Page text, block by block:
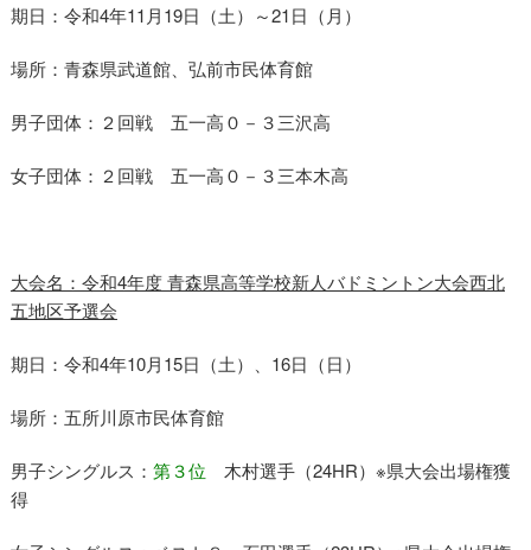
期日：令和4年11月19日（土）～21日（月）
場所：青森県武道館、弘前市民体育館
男子団体：２回戦 五一高０－３三沢高
女子団体：２回戦 五一高０－３三本木高
大会名：令和4年度 青森県高等学校新人バドミントン大会西北
五地区予選会
期日：令和4年10月15日（土）、16日（日）
場所：五所川原市民体育館
男子シングルス： 第３位 木村選手（24HR）※県大会出場権獲
得